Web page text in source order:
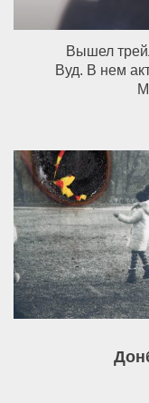
Вышел
Вуд. В нем